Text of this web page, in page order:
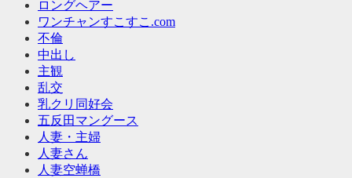
ロングヘアー
ワンチャンすこすこ.com
不倫
中出し
主観
乱交
乳クリ同好会
五反田マングース
人妻・主婦
人妻さん
人妻空蝉橋